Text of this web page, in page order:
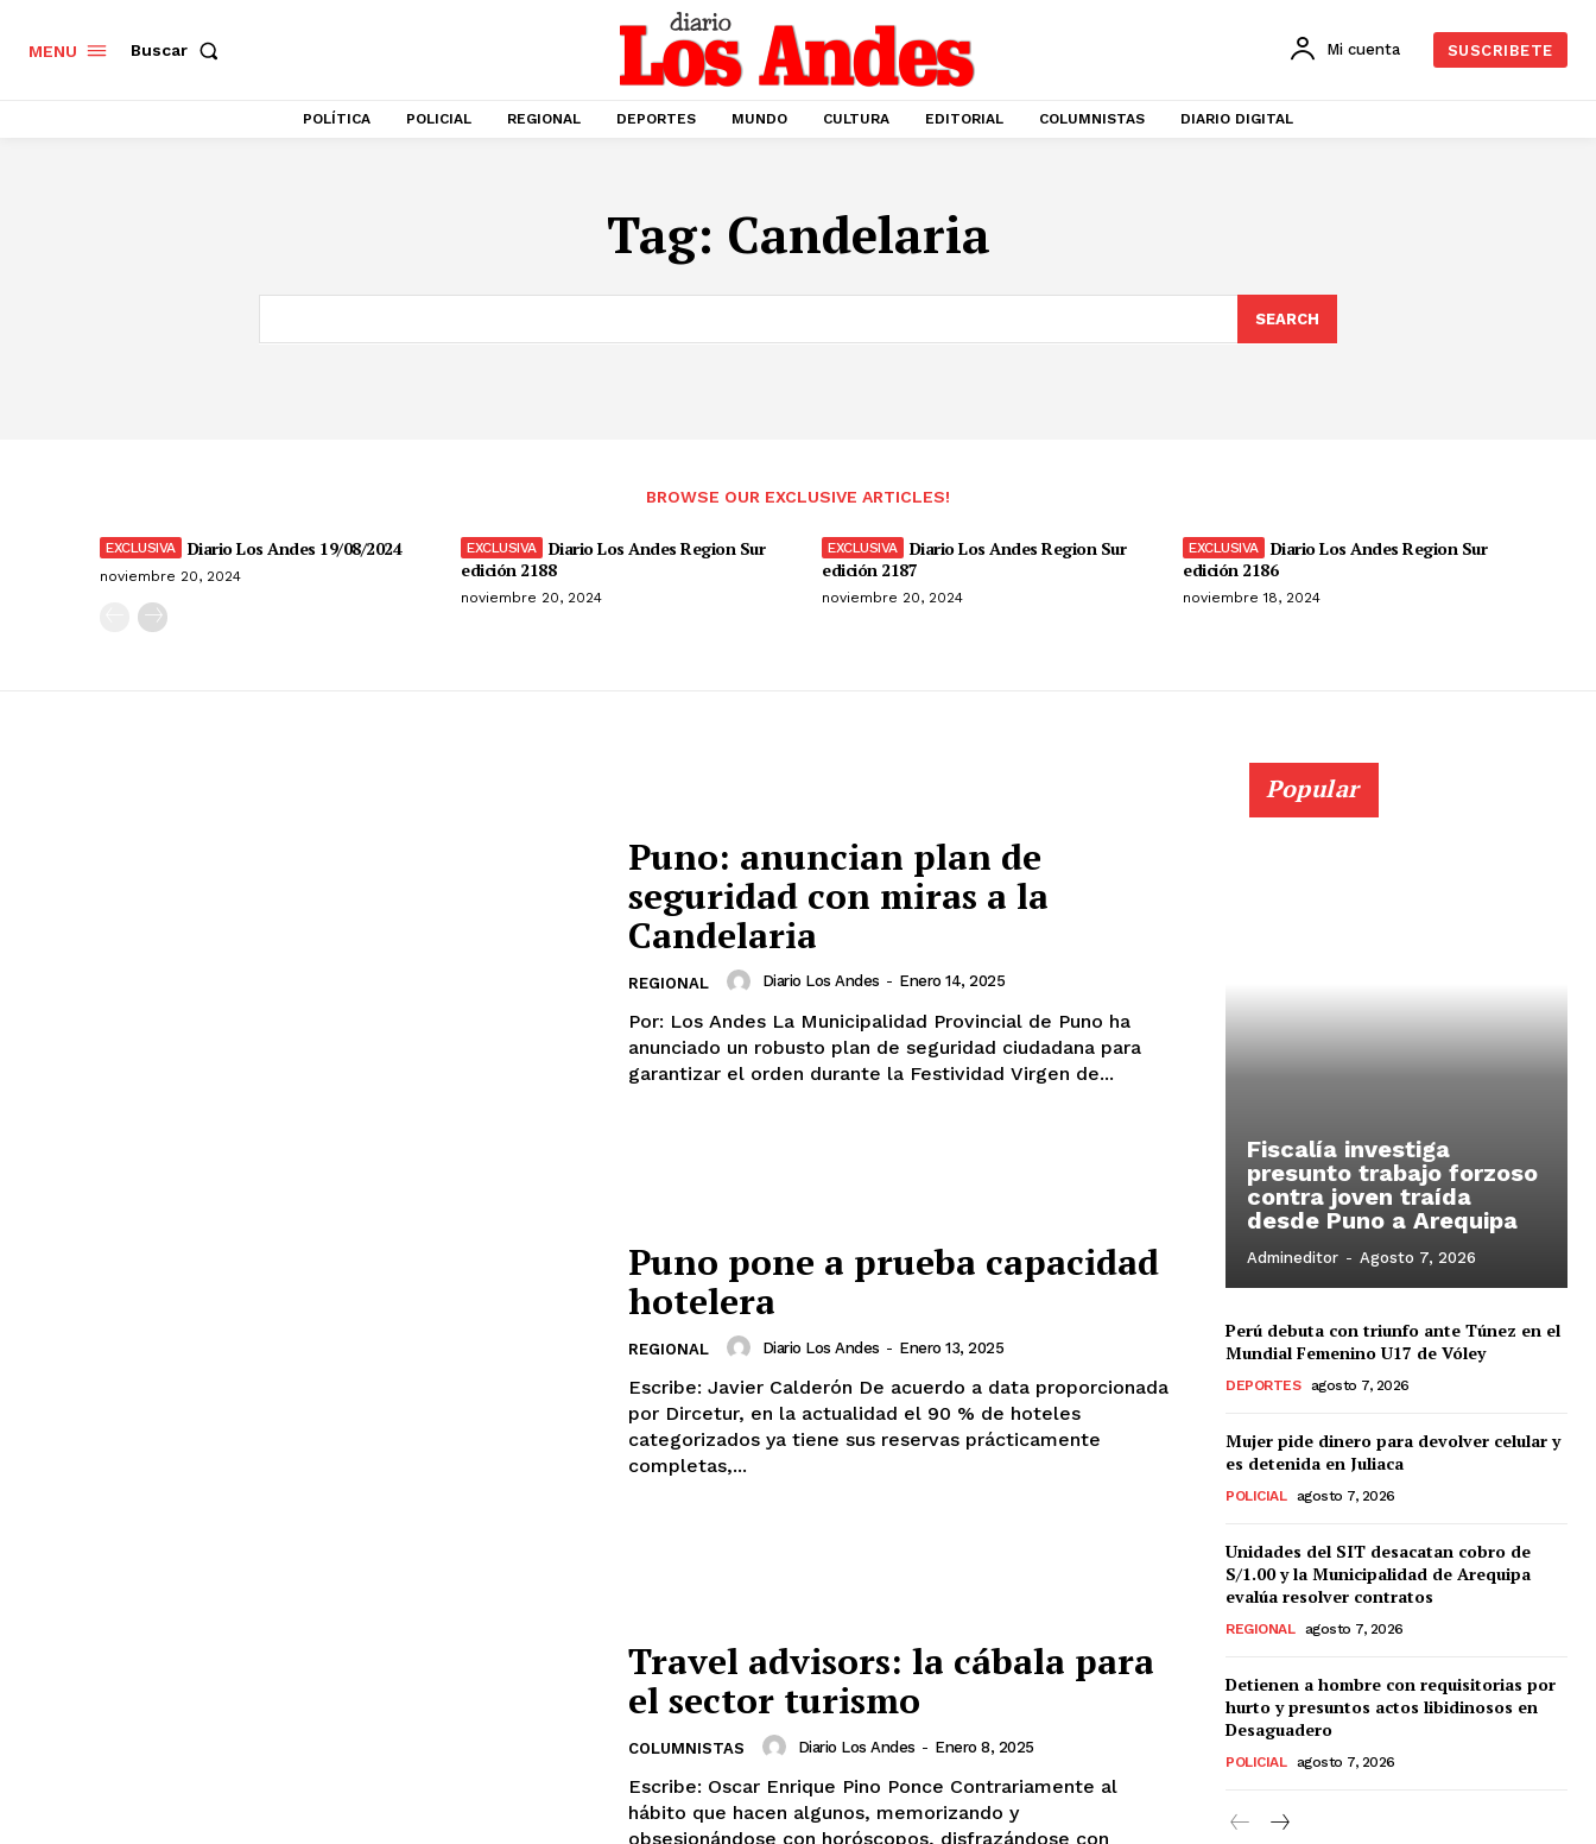
Diario los Andes
Nosotros
MENU Buscar Mi cuenta SUSCRIBETE
POLÍTICA POLICIAL REGIONAL DEPORTES MUNDO CULTURA EDITORIAL COLUMNISTAS DIARIO DIGITAL
Tag: Candelaria
SEARCH
BROWSE OUR EXCLUSIVE ARTICLES!
Diario Los Andes 19/08/2024
noviembre 20, 2024
Diario Los Andes Region Sur
edición 2188
noviembre 20, 2024
Diario Los Andes Region Sur
edición 2187
noviembre 20, 2024
Diario Los Andes Region Sur
edición 2186
noviembre 18, 2024
Puno: anuncian plan de
seguridad con miras a la
Candelaria
REGIONAL Diario Los Andes - Enero 14, 2025
Por: Los Andes La Municipalidad Provincial de Puno ha
anunciado un robusto plan de seguridad ciudadana para
garantizar el orden durante la Festividad Virgen de...
Puno pone a prueba capacidad
hotelera
REGIONAL Diario Los Andes - Enero 13, 2025
Escribe: Javier Calderón De acuerdo a data proporcionada
por Dircetur, en la actualidad el 90 % de hoteles
categorizados ya tiene sus reservas prácticamente
completas,...
Travel advisors: la cábala para
el sector turismo
COLUMNISTAS Diario Los Andes - Enero 8, 2025
Escribe: Oscar Enrique Pino Ponce Contrariamente al
hábito que hacen algunos, memorizando y
obsesionándose con horóscopos, disfrazándose con
Popular
Fiscalía investiga
presunto trabajo forzoso
contra joven traída
desde Puno a Arequipa
Admineditor - Agosto 7, 2026
Perú debuta con triunfo ante Túnez en el
Mundial Femenino U17 de Vóley
DEPORTES agosto 7, 2026
Mujer pide dinero para devolver celular y
es detenida en Juliaca
POLICIAL agosto 7, 2026
Unidades del SIT desacatan cobro de
S/1.00 y la Municipalidad de Arequipa
evalúa resolver contratos
REGIONAL agosto 7, 2026
Detienen a hombre con requisitorias por
hurto y presuntos actos libidinosos en
Desaguadero
POLICIAL agosto 7, 2026